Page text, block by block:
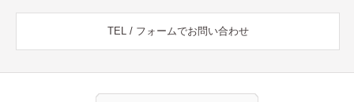
TEL / フォームでお問い合わせ